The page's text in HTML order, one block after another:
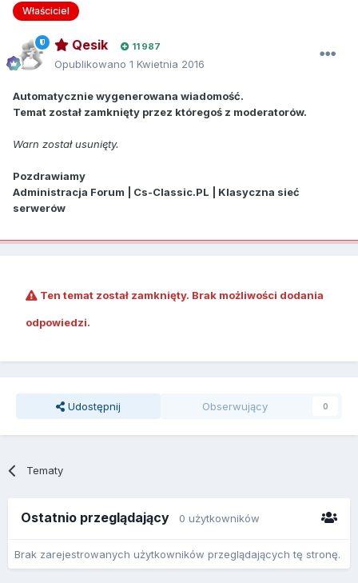
Właściciel
Qesik 11 987
Opublikowano 1 Kwietnia 2016
Automatycznie wygenerowana wiadomość.
Temat został zamknięty przez któregoś z moderatorów.
Warn został usunięty.
Pozdrawiamy
Administracja Forum | Cs-Classic.PL | Klasyczna sieć
serwerów
Ten temat został zamknięty. Brak możliwości dodania
odpowiedzi.
Udostępnij Obserwujący 0
Tematy
Ostatnio przeglądający 0 użytkowników
Brak zarejestrowanych użytkowników przeglądających tę stronę.